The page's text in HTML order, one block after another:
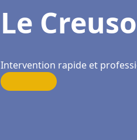
Le
Intervention rapide et